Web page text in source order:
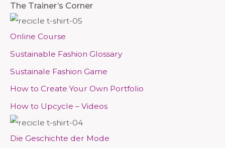
The Trainer’s Corner
e
Online Course
Sustainable Fashion Glossary
Sustainale Fashion Game
How to Create Your Own Portfolio
How to Upcycle – Videos
e
Die Geschichte der Mode